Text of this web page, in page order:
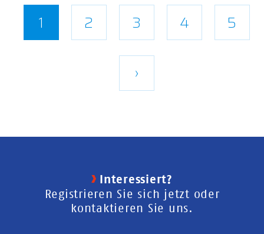
Seitennummerierung
Aktuelle
1 Seite
2 Seite
3 Seite
4 Seite
5
Nächste
›
Interessiert?
Registrieren Sie sich jetzt oder
kontaktieren Sie uns.